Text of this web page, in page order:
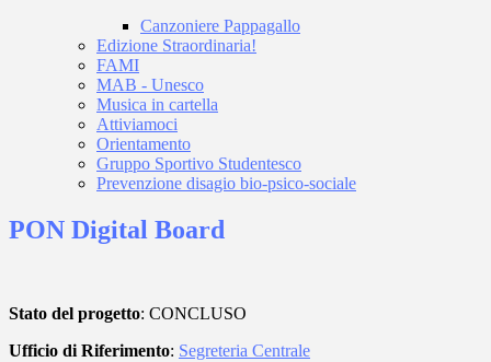
Canzoniere Pappagallo
Edizione Straordinaria!
FAMI
MAB - Unesco
Musica in cartella
Attiviamoci
Orientamento
Gruppo Sportivo Studentesco
Prevenzione disagio bio-psico-sociale
PON Digital Board
Stato del progetto: CONCLUSO
Ufficio di Riferimento: Segreteria Centrale